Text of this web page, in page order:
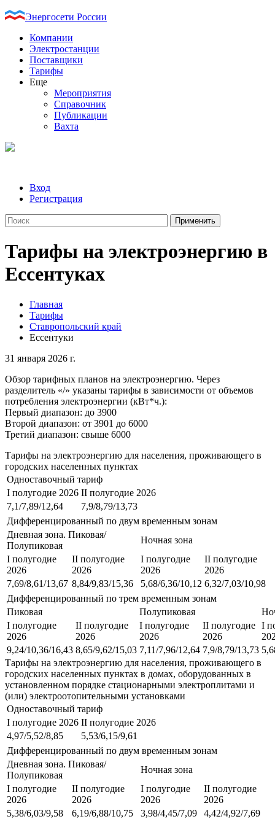
Энергосети России
Компании
Электростанции
Поставщики
Тарифы
Еще
Мероприятия
Справочник
Публикации
Вахта
Вход
Регистрация
Тарифы на электроэнергию в
Ессентуках
Главная
Тарифы
Ставропольский край
Ессентуки
31 января 2026 г.
Обзор тарифных планов на электроэнергию. Через
разделитель «/» указаны тарифы в зависимости от объемов
потребления электроэнергии (кВт*ч.):
Первый диапазон: до 3900
Второй диапазон: от 3901 до 6000
Третий диапазон: свыше 6000
Тарифы на электроэнергию для населения, проживающего в
городских населенных пунктах
Одноставочный тариф
I полугодие 2026 II полугодие 2026
7,1/7,89/12,64
7,9/8,79/13,73
Дифференцированный по двум временным зонам
Дневная зона. Пиковая/
Полупиковая
Ночная зона
I полугодие
2026
II полугодие
2026
I полугодие
2026
II полугодие
2026
7,69/8,61/13,67 8,84/9,83/15,36 5,68/6,36/10,12 6,32/7,03/10,98
Дифференцированный по трем временным зонам
Пиковая
Полупиковая
I полугодие
2026
II полугодие
2026
I полугодие
2026
II полугодие
2026
I
9,24/10,36/16,43 8,65/9,62/15,03 7,11/7,96/12,64 7,9/8,79/13,73
Тарифы на электроэнергию для населения, проживающего в
городских населенных пунктах в домах, оборудованных в
установленном порядке стационарными электроплитами и
(или) электроотопительными установками
Одноставочный тариф
I полугодие 2026 II полугодие 2026
4,97/5,52/8,85
5,53/6,15/9,61
Дифференцированный по двум временным зонам
Дневная зона. Пиковая/
Полупиковая
Ночная зона
I полугодие
2026
II полугодие
2026
I полугодие
2026
II полугодие
2026
5,38/6,03/9,58
6,19/6,88/10,75 3,98/4,45/7,09
4,42/4,92/7,69